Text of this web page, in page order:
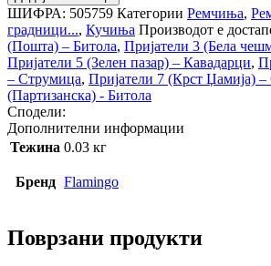
ШИФРА: 505759 Категории Ремчиња,
градници..., Кучиња Производот е
(Пошта) – Битола, Пријатели 3 (Бела
Пријатели 5 (Зелен пазар) – Кавадарци,
– Струмица, Пријатели 7 (Крст Џамија)
(Партизанска) - Битола
Сподели:
Дополнителни информации
Тежина 0.03 кг
Бренд Flamingo
Поврзани продукти